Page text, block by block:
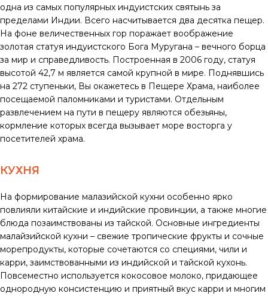
одна из самых популярных индуистских святынь за
пределами Индии. Всего насчитывается два десятка пещер.
На фоне величественных гор поражает воображение
золотая статуя индуистского Бога Муругана – вечного борца
за мир и справедливость. Построенная в 2006 году, статуя
высотой 42,7 м является самой крупной в мире. Поднявшись
на 272 ступеньки, Вы окажетесь в Пещере Храма, наиболее
посещаемой паломниками и туристами. Отдельным
развлечением на пути в пещеру являются обезьяны,
кормление которых всегда вызывает море восторга у
посетителей храма.
КУХНЯ
На формирование малазийской кухни особенно ярко
повлияли китайские и индийские провинции, а также многие
блюда позаимствованы из тайской. Основные ингредиенты
малайзийской кухни – свежие тропические фрукты и сочные
морепродукты, которые сочетаются со специями, чили и
карри, заимствованными из индийской и тайской кухонь.
Повсеместно используется кокосовое молоко, придающее
однородную консистенцию и приятный вкус карри и многим